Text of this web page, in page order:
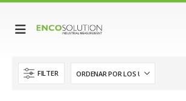
FILTER